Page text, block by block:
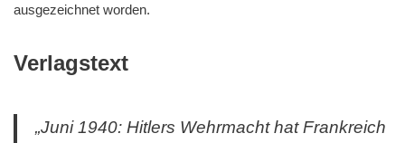
ausgezeichnet worden.
Verlagstext
„Juni 1940: Hitlers Wehrmacht hat Frankreich